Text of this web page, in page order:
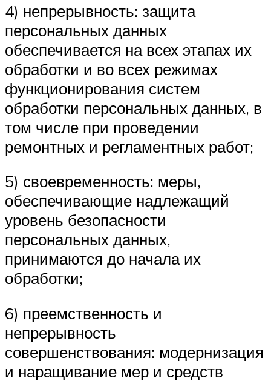
4) непрерывность: защита
персональных данных
обеспечивается на всех этапах их
обработки и во всех режимах
функционирования систем
обработки персональных данных, в
том числе при проведении
ремонтных и регламентных работ;
5) своевременность: меры,
обеспечивающие надлежащий
уровень безопасности
персональных данных,
принимаются до начала их
обработки;
6) преемственность и
непрерывность
совершенствования: модернизация
и наращивание мер и средств